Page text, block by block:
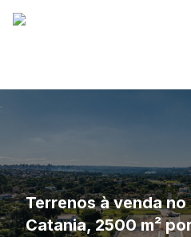
Terrenos à venda no
Catania, 2500 m²